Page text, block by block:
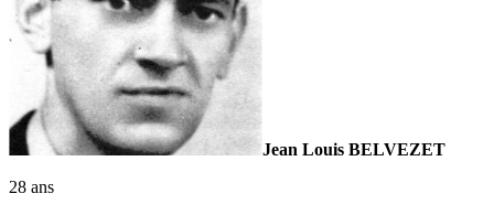
Jean Louis BELVEZET
28 ans